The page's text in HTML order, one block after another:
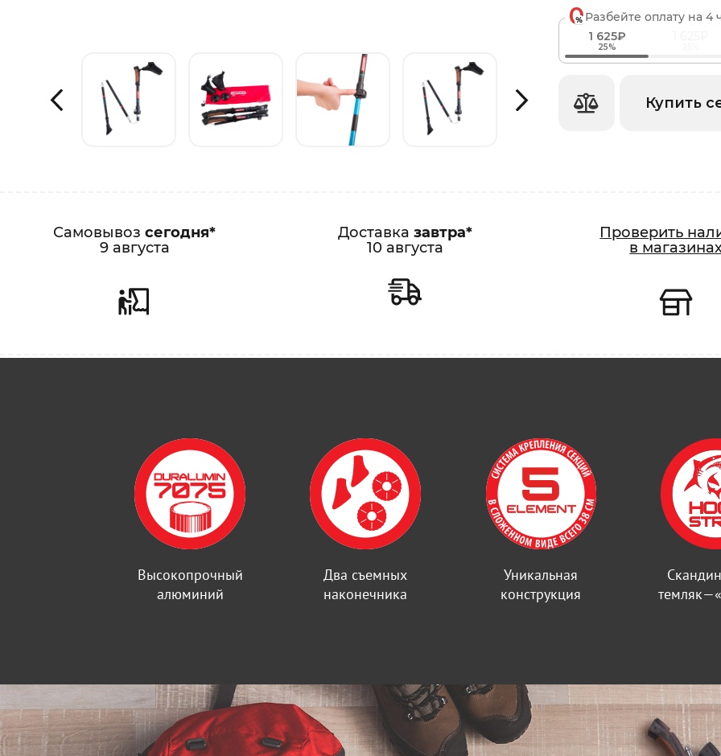
Разбейте оплату на 4
1 625₽
25%
Купить
Самовывоз сегодня*
9 августа
Доставказавтра*
10 августа
Проверить
в
Высокопрочный
алюминий
Два съемных
наконечника
Уникальная
конструкция